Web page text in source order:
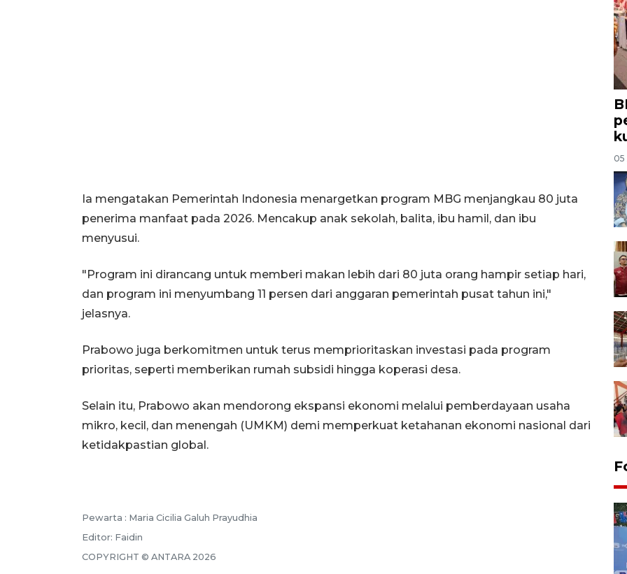
Ia mengatakan Pemerintah Indonesia menargetkan program MBG menjangkau 80 juta
penerima manfaat pada 2026. Mencakup anak sekolah, balita, ibu hamil, dan ibu
menyusui.
"Program ini dirancang untuk memberi makan lebih dari 80 juta orang hampir setiap hari,
dan program ini menyumbang 11 persen dari anggaran pemerintah pusat tahun ini,"
jelasnya.
Prabowo juga berkomitmen untuk terus memprioritaskan investasi pada program
prioritas, seperti memberikan rumah subsidi hingga koperasi desa.
Selain itu, Prabowo akan mendorong ekspansi ekonomi melalui pemberdayaan usaha
mikro, kecil, dan menengah (UMKM) demi memperkuat ketahanan ekonomi nasional dari
ketidakpastian global.
Pewarta : Maria Cicilia Galuh Prayudhia
Editor: Faidin
COPYRIGHT © ANTARA 2026
05